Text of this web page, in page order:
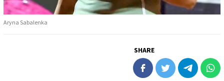
Aryna Sabalenka
SHARE